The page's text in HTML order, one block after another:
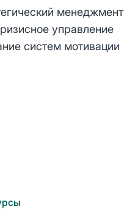
менеджмент
управление
систем мотивации